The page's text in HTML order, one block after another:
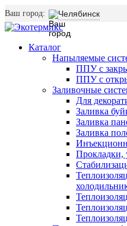
Ваш город: Челябинск
Каталог
Напыляемые
ППУ с
ППУ с
Заливочные
Для
Заливка
Заливка
Заливка
Прокладки,